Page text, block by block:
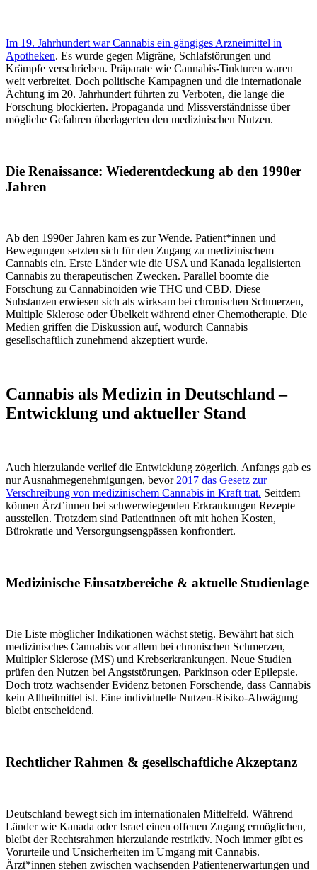
Im 19. Jahrhundert war Cannabis ein gängiges Arzneimittel in
Apotheken. Es wurde gegen Migräne, Schlafstörungen und
Krämpfe verschrieben. Präparate wie Cannabis-Tinkturen waren
weit verbreitet. Doch politische Kampagnen und die internationale
Ächtung im 20. Jahrhundert führten zu Verboten, die lange die
Forschung blockierten. Propaganda und Missverständnisse über
mögliche Gefahren überlagerten den medizinischen Nutzen.
Die Renaissance: Wiederentdeckung ab den 1990er
Jahren
Ab den 1990er Jahren kam es zur Wende. Patient*innen und
Bewegungen setzten sich für den Zugang zu medizinischem
Cannabis ein. Erste Länder wie die USA und Kanada legalisierten
Cannabis zu therapeutischen Zwecken. Parallel boomte die
Forschung zu Cannabinoiden wie THC und CBD. Diese
Substanzen erwiesen sich als wirksam bei chronischen Schmerzen,
Multiple Sklerose oder Übelkeit während einer Chemotherapie. Die
Medien griffen die Diskussion auf, wodurch Cannabis
gesellschaftlich zunehmend akzeptiert wurde.
Cannabis als Medizin in Deutschland –
Entwicklung und aktueller Stand
Auch hierzulande verlief die Entwicklung zögerlich. Anfangs gab es
nur Ausnahmegenehmigungen, bevor 2017 das Gesetz zur
Verschreibung von medizinischem Cannabis in Kraft trat. Seitdem
können Ärzt’innen bei schwerwiegenden Erkrankungen Rezepte
ausstellen. Trotzdem sind Patientinnen oft mit hohen Kosten,
Bürokratie und Versorgungsengpässen konfrontiert.
Medizinische Einsatzbereiche & aktuelle Studienlage
Die Liste möglicher Indikationen wächst stetig. Bewährt hat sich
medizinisches Cannabis vor allem bei chronischen Schmerzen,
Multipler Sklerose (MS) und Krebserkrankungen. Neue Studien
prüfen den Nutzen bei Angststörungen, Parkinson oder Epilepsie.
Doch trotz wachsender Evidenz betonen Forschende, dass Cannabis
kein Allheilmittel ist. Eine individuelle Nutzen-Risiko-Abwägung
bleibt entscheidend.
Rechtlicher Rahmen & gesellschaftliche Akzeptanz
Deutschland bewegt sich im internationalen Mittelfeld. Während
Länder wie Kanada oder Israel einen offenen Zugang ermöglichen,
bleibt der Rechtsrahmen hierzulande restriktiv. Noch immer gibt es
Vorurteile und Unsicherheiten im Umgang mit Cannabis.
Ärzt*innen stehen zwischen wachsenden Patientenerwartungen und